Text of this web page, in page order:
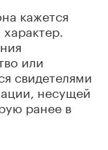
кажется
или
свидетелями
несущей
ранее в